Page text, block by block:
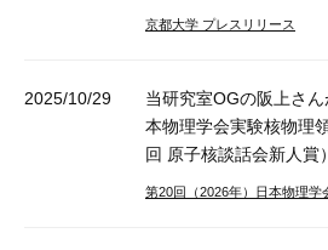
京都大学 プレスリリース
2025/10/29
当研究室OGの阪上さ
本物理学会実験核物理
回 原子核談話会新人賞
第20回（2026年）日本物理学